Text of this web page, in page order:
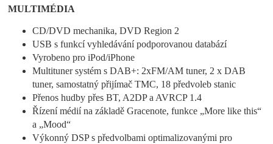
MULTIMÉDIA
CD/DVD mechanika, DVD Region 2
USB s funkcí vyhledávání podporovanou databází
Vyrobeno pro iPod/iPhone
Multituner systém s DAB+: 2xFM/AM tuner, 2 x DAB
tuner, samostatný přijímač TMC, 18 předvoleb stanic
Přenos hudby přes BT, A2DP a AVRCP 1.4
Řízení médií na základě Gracenote, funkce „More like this“
a „Mood“
Výkonný DSP s předvolbami optimalizovanými pro